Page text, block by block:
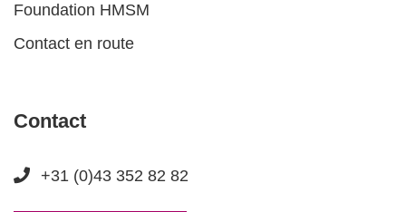
Foundation HMSM
Contact en route
Contact
+31 (0)43 352 82 82